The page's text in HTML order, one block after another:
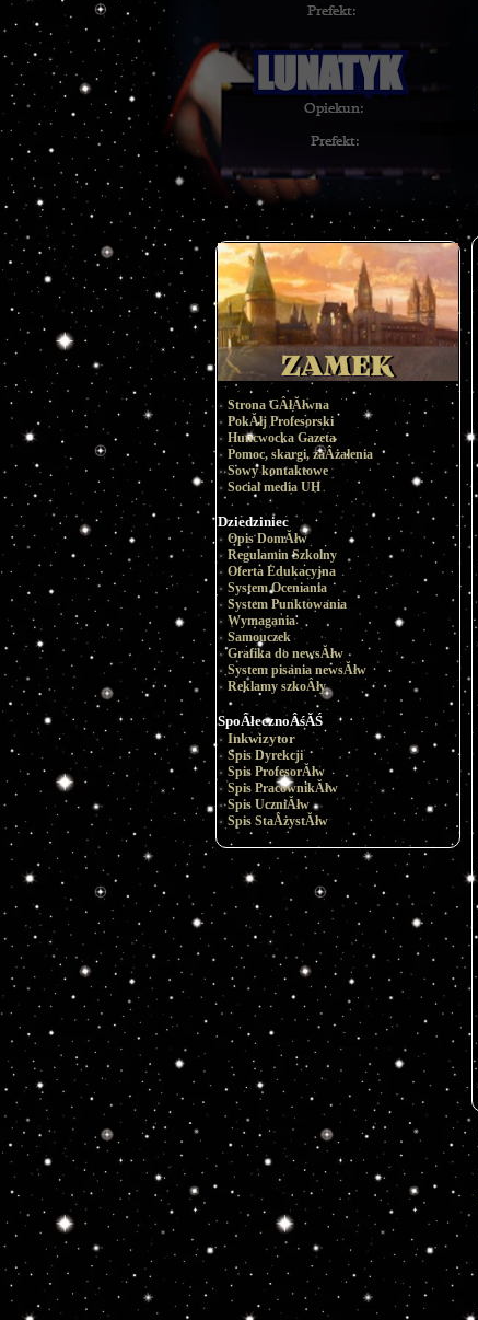
Strona GÂłĂłwna
PokĂłj Profesorski
Huncwocka Gazeta
Pomoc, skargi, zaÂżalenia
Sowy kontaktowe
Social media UH
Dziedziniec
Opis DomĂłw
Regulamin Szkolny
Oferta Edukacyjna
System Oceniania
System Punktowania
Wymagania
Samouczek
Grafika do newsĂłw
System pisania newsĂłw
Reklamy szkoÂły
SpoÂłecznoÂśĂŚ
Inkwizytor
Spis Dyrekcji
Spis ProfesorĂłw
Spis PracownikĂłw
Spis UczniĂłw
Spis StaÂżystĂłw